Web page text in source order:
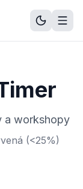
a workshopy
(<25%)